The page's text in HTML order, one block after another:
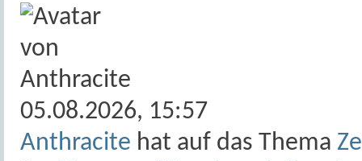
05.08.2026, 15:57
Anthracite hat auf das Thema